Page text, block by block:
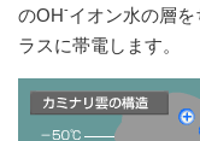
のOH-イオン水の層
ラスに帯電します。